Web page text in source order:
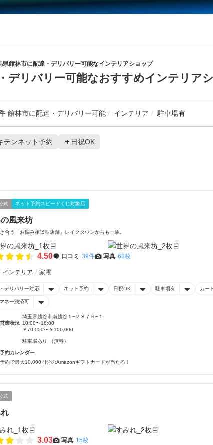
県館林市に配達・デリバリー可能なインテリアショップ
デリバリー可能なおすすめインテリア
館林市に配達・デリバリー可能 インテリア 駐車場有
テンネット予約 日祝OK
式 ネット予約スピードくじ対象店
風来坊
合う「お悩み相談型店舗」レイクタウンからも一駅。
4.50 口コミ 39件 写真 68枚
インテリア 家電
デリバリー対応 ネット予約 日祝OK 駐車場有 カー
ネー決済可
埼玉県越谷市南越谷１−２８７６−１
業状況 10:00〜18:00
￥70,000〜￥100,000
駐車場あり （無料）
約カレンダー
約で最大10,000円分のAmazonギフトカードが当たる！
式
3.03 写真 15枚